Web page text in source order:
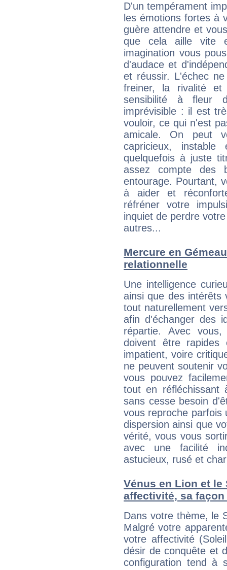
D'un tempérament
les émotions fortes à
guère attendre et
que cela aille vite
imagination vous
d'audace et
et réussir. L'échec
freiner, la rivalité et
sensibilité à fleur
imprévisible : il est
vouloir, ce qui n'est
amicale. On peut
capricieux,
quelquefois à juste
assez compte des
entourage. Pourtant,
à aider et
réfréner votre
inquiet de perdre
autres...
Mercure en
relationnelle
Une intelligence
ainsi que des intérêts
tout naturellement
afin d'échanger des
répartie. Avec
doivent être
impatient, voire
ne peuvent soutenir
vous pouvez
tout en réfléchissant
sans cesse besoin
vous reproche parfois
dispersion ainsi que
vérité, vous vous
avec une facilité
astucieux, rusé et
Vénus en Lion et le
affectivité, sa
Dans votre thème, le
Malgré votre
votre affectivité
désir de conquête et
configuration tend à